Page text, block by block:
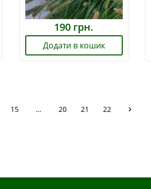
190 грн.
Додати в кошик
15 … 20 21 22